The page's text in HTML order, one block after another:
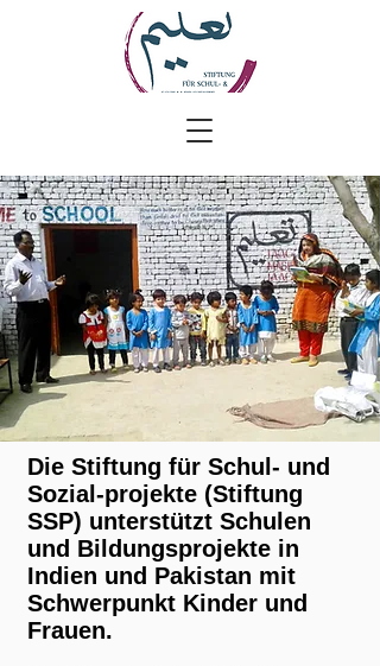
Die Stiftung für Schul- und
Sozial-projekte (Stiftung
SSP) unterstützt Schulen
und Bildungsprojekte in
Indien und Pakistan mit
Schwerpunkt Kinder und
Frauen.